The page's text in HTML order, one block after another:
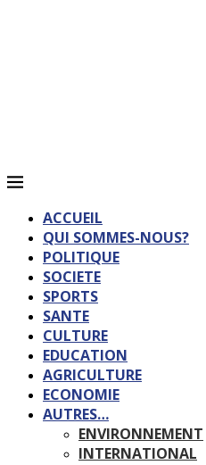
ACCUEIL
QUI SOMMES-NOUS?
POLITIQUE
SOCIETE
SPORTS
SANTE
CULTURE
EDUCATION
AGRICULTURE
ECONOMIE
AUTRES…
ENVIRONNEMENT
INTERNATIONAL